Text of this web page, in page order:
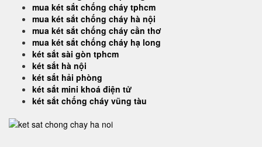
mua két sắt chống cháy tphcm
mua két sắt chống cháy hà nội
mua két sắt chống cháy cần thơ
mua két sắt chống cháy hạ long
két sắt sài gòn tphcm
két sắt hà nội
két sắt hải phòng
két sắt mini khoá điện tử
két sắt chống cháy vũng tàu